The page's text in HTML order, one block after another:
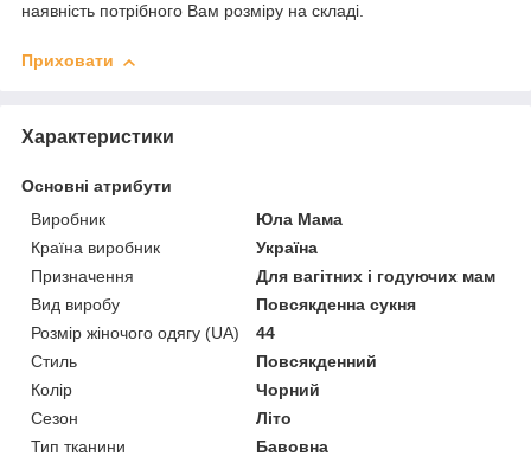
наявність потрібного Вам розміру на складі.
Приховати
Характеристики
Основні атрибути
Виробник
Юла Мама
Країна виробник
Україна
Призначення
Для вагітних і годуючих мам
Вид виробу
Повсякденна сукня
Розмір жіночого одягу (UA)
44
Стиль
Повсякденний
Колір
Чорний
Сезон
Літо
Тип тканини
Бавовна